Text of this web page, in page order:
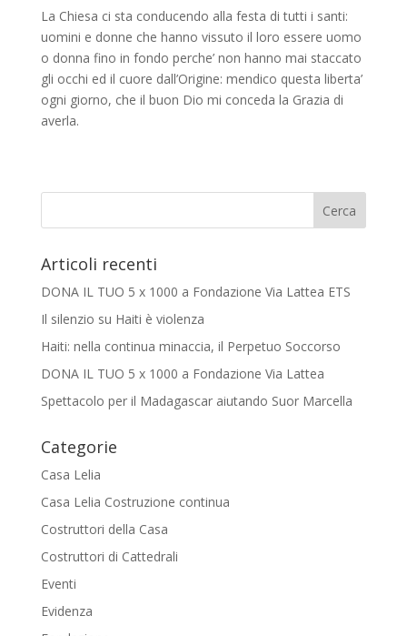
La Chiesa ci sta conducendo alla festa di tutti i santi:
uomini e donne che hanno vissuto il loro essere uomo
o donna fino in fondo perche’ non hanno mai staccato
gli occhi ed il cuore dall’Origine: mendico questa liberta’
ogni giorno, che il buon Dio mi conceda la Grazia di
averla.
Articoli recenti
DONA IL TUO 5 x 1000 a Fondazione Via Lattea ETS
Il silenzio su Haiti è violenza
Haiti: nella continua minaccia, il Perpetuo Soccorso
DONA IL TUO 5 x 1000 a Fondazione Via Lattea
Spettacolo per il Madagascar aiutando Suor Marcella
Categorie
Casa Lelia
Casa Lelia Costruzione continua
Costruttori della Casa
Costruttori di Cattedrali
Eventi
Evidenza